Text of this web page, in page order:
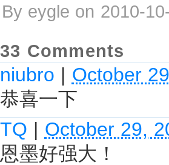
By eygle on 2010-
33 Comments
niubro | October
恭喜一下
TQ | October 29,
恩墨好强大！